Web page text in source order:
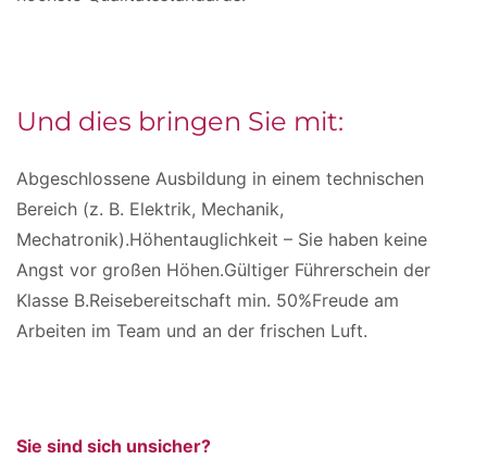
Und dies bringen Sie mit:
Abgeschlossene Ausbildung in einem technischen
Bereich (z. B. Elektrik, Mechanik,
Mechatronik).Höhentauglichkeit – Sie haben keine
Angst vor großen Höhen.Gültiger Führerschein der
Klasse B.Reisebereitschaft min. 50%Freude am
Arbeiten im Team und an der frischen Luft.
Sie sind sich unsicher?